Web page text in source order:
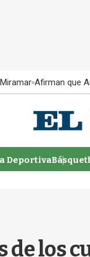
Afirman que
Deportiva
de los